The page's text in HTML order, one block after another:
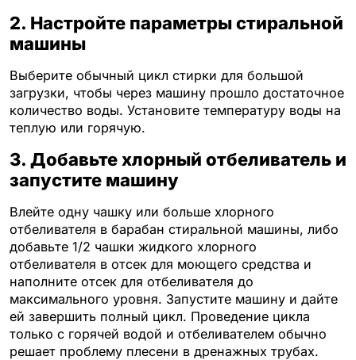
2. Настройте параметры стиральной
машины
Выберите обычный цикл стирки для большой
загрузки, чтобы через машину прошло достаточное
количество воды. Установите температуру воды на
теплую или горячую.
3. Добавьте хлорный отбеливатель и
запустите машину
Влейте одну чашку или больше хлорного
отбеливателя в барабан стиральной машины, либо
добавьте 1/2 чашки жидкого хлорного
отбеливателя в отсек для моющего средства и
наполните отсек для отбеливателя до
максимального уровня. Запустите машину и дайте
ей завершить полный цикл. Проведение цикла
только с горячей водой и отбеливателем обычно
решает проблему плесени в дренажных трубах.